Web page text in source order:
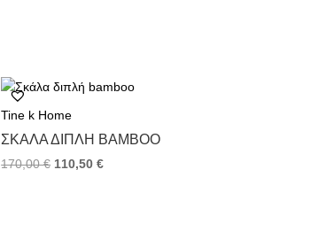
Tine k Home
ΣΚΆΛΑ ΔΙΠΛΉ BAMBOO
170,00€ 110,50€